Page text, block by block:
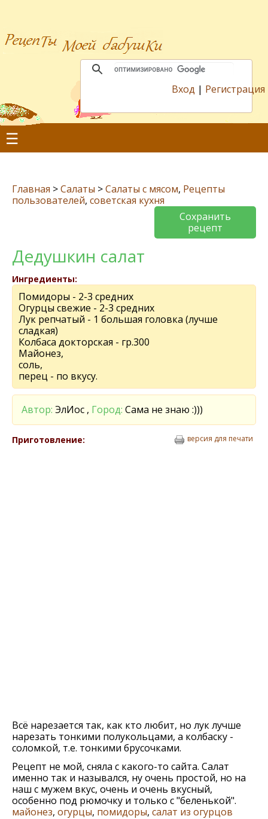
Вход | Регистрация
☰
Главная >Салаты >Салаты с мясом, Рецепты
пользователей, советская кухня
Сохранить
рецепт
Дедушкин салат
Ингредиенты:
Помидоры - 2-3 средних
Огурцы свежие - 2-3 средних
Лук репчатый - 1 большая головка (лучше
сладкая)
Колбаса докторская - гр.300
Майонез,
соль,
перец - по вкусу.
Автор: ЭлИос , Город: Сама не знаю :)))
Приготовление: версия для печати
Всё нарезается так, как кто любит, но лук лучше
нарезать тонкими полукольцами, а колбаску -
соломкой, т.е. тонкими брусочками.
Рецепт не мой, сняла с какого-то сайта. Cалат
именно так и назывался, ну очень простой, но на
наш с мужем вкус, очень и очень вкусный,
особенно под рюмочку и только с "беленькой".
майонез, огурцы, помидоры, салат из огурцов